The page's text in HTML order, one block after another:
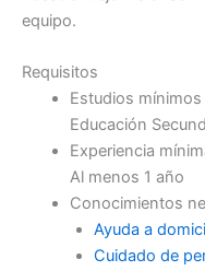
equipo.
Requisitos
Estudios mínimos
Educación
Experiencia
Al menos 1 año
Conocimientos
Ayuda a
Cuidado de